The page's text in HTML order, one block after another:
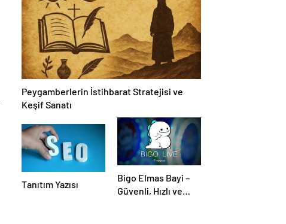
Peygamberlerin İstihbarat Stratejisi ve
Keşif Sanatı
Tanıtım Yazısı
Bigo Elmas Bayi –
Güvenli, Hızlı ve